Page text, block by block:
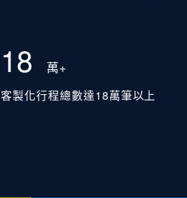
18 萬+
客製化行程總數達18萬筆以上